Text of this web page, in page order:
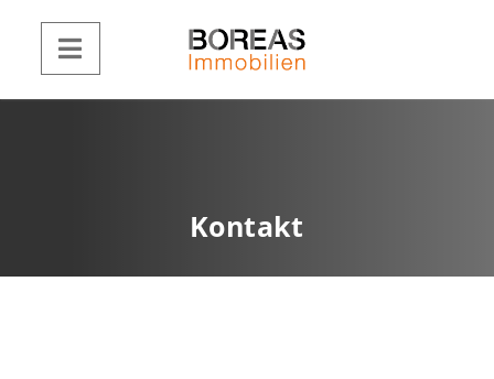
Kontakt